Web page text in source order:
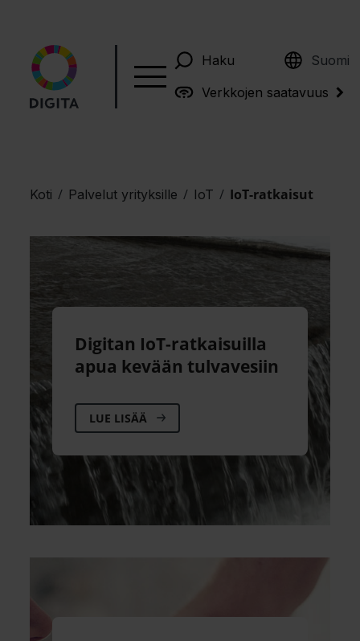
Haku Suomi
English
Verkkojen saatavuus
Koti / Palvelut yrityksille / IoT / IoT-ratkaisut
Digitan IoT-ratkaisuilla
apua kevään tulvavesiin
LUE LISÄÄ